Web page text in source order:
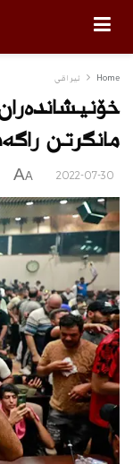
Home ئیراقی
مانگرتن
2022-07-30
A
A